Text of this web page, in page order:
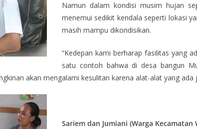
Namun dalam kondisi musim hujan
menemui sedikit kendala seperti lokasi
masih mampu dikondisikan.
“Kedepan kami berharap fasilitas yang
satu contoh bahwa di desa bangun
akan mengalami kesulitan karena alat-alat yang
Sariem dan Jumiani (Warga Kecamatan